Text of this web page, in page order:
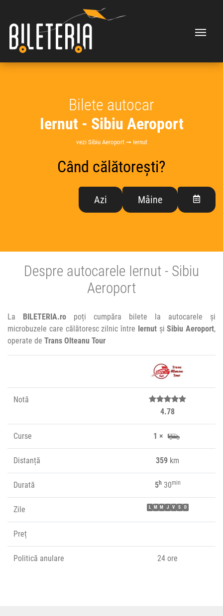
Bilete autocar
Iernut - Sibiu Aeroport
vezi Sibiu Aeroport ➞ Iernut
Când călătorești?
Azi Mâine
Despre autocarele Iernut - Sibiu
Aeroport
La BILETERIA.ro poți cumpăra bilete la autocarele și
microbuzele care călătoresc zilnic între IernutșiSibiu Aeroport,
operate de Trans Olteanu Tour
Notă
4.78
Curse 1 ×
Distanță 359 km
Durată 5h30min
Zile L M M J V S D
Preț
Politică anulare 24 ore